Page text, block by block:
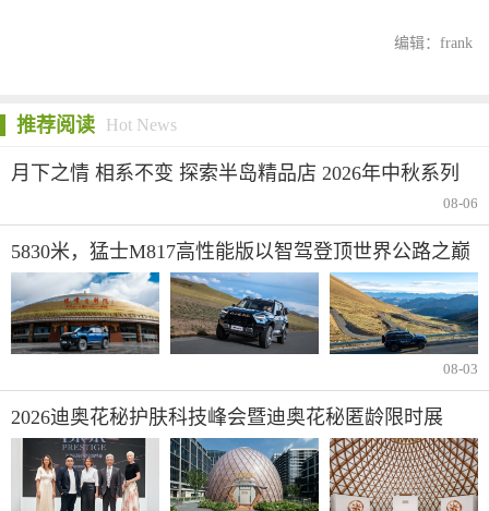
编辑：frank
推荐阅读 Hot News
月下之情 相系不变 探索半岛精品店 2026年中秋系列
08-06
5830米，猛士M817高性能版以智驾登顶世界公路之巅
08-03
2026迪奥花秘护肤科技峰会暨迪奥花秘匿龄限时展